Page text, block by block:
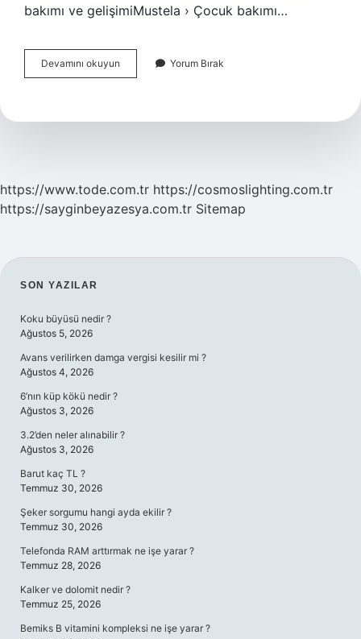
bakımı ve gelişimiMustela › Çocuk bakımı…
Devamını okuyun
Doğan
Giydirilir
Yorum Bırak
https://www.tode.com.tr https://cosmoslighting.com.tr
https://sayginbeyazesya.com.tr Sitemap
SIDEBAR
SON YAZILAR
Koku büyüsü nedir ?
Ağustos 5, 2026
Avans verilirken damga vergisi kesilir mi ?
Ağustos 4, 2026
6’nın küp kökü nedir ?
Ağustos 3, 2026
3.2’den neler alınabilir ?
Ağustos 3, 2026
Barut kaç TL ?
Temmuz 30, 2026
Şeker sorgumu hangi ayda ekilir ?
Temmuz 30, 2026
Telefonda RAM arttırmak ne işe yarar ?
Temmuz 28, 2026
Kalker ve dolomit nedir ?
Temmuz 25, 2026
Bemiks B vitamini kompleksi ne işe yarar ?